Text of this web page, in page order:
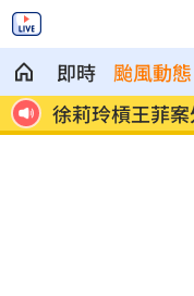
即時 颱風動態
品
徐莉玲槓王菲